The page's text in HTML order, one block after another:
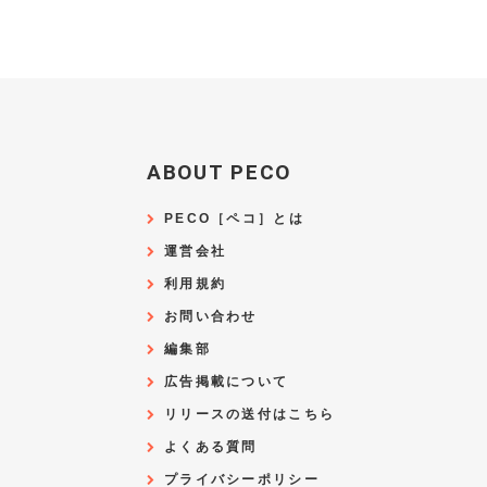
ABOUT PECO
PECO［ペコ］とは
運営会社
利用規約
お問い合わせ
編集部
広告掲載について
リリースの送付はこちら
よくある質問
プライバシーポリシー